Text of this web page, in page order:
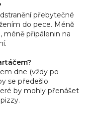
přebytečné
do pece. Méně
méně připálenin na
dne (vždy po
se předešlo
by mohly přenášet